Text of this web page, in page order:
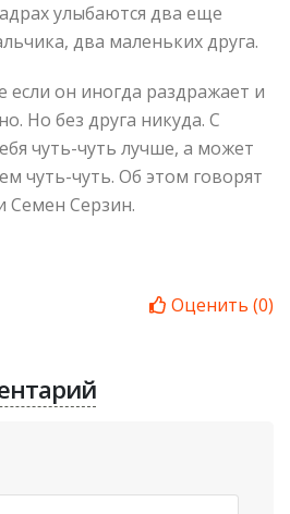
улыбаются два еще
два маленьких друга.
если он иногда раздражает и
Но без друга никуда. С
чуть-чуть лучше, а может
чуть-чуть. Об этом говорят
Семен Серзин.
Оценить (0)